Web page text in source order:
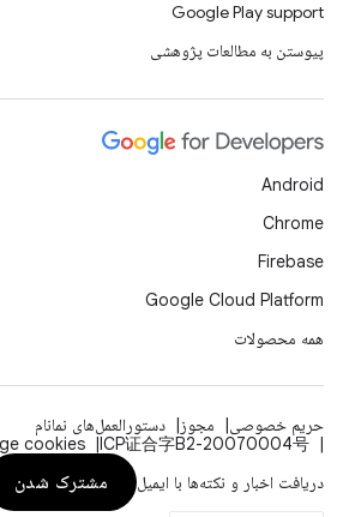
Google Play support
پیوستن به مطالعات پژوهشی
Android
Chrome
Firebase
Google Cloud Platform
همه محصولات
حریم خصوصی مجوز
دستورالعمل‌های نمانام
ICP证合字B2-20070004号
cookies
دریافت اخبار و نکته‌ها با ایمیل
مشترک شدن